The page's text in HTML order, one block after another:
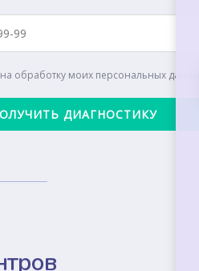
обработку моих персональных данных